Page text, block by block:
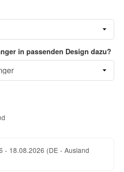
in passenden Design dazu?
- 18.08.2026 (DE - Ausland